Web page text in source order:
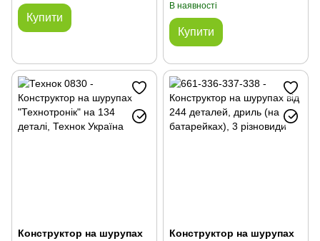
Купити
В наявності
Купити
Конструктор на шурупах
Конструктор на шурупах